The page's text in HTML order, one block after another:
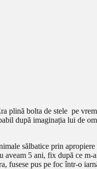
plină bolta de stele pe
după imaginația lui de
sălbatice prin
5 ani, fix după ce m-
fusese pus pe foc într-o